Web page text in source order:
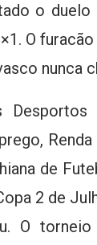
o
O
nunca
de
2 de
O